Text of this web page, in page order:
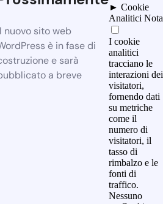
nuovo sito web
è in fase di
e sarà
a breve
► Cookie
Analitici Nota
I cookie
analitici
tracciano le
interazioni dei
visitatori,
fornendo dati
su metriche
come il
numero di
visitatori, il
tasso di
rimbalzo e le
fonti di
traffico.
Nessuno